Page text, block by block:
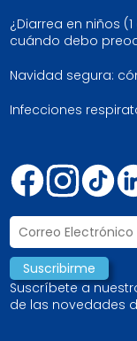
¿Diarrea en niños
cuándo debo
Navidad segura:
Infecciones
Suscríbete a
de las novedades